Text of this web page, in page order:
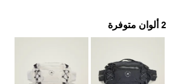
2 ألوان متوفرة